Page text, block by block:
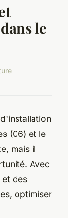
le
(06) et le
mais il
Avec
et des
optimiser